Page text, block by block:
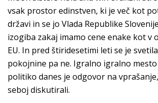
vsak prostor edinstven, ki je več kot
državi in se jo Vlada Republike
izogiba zakaj imamo cene enake kot v
EU. In pred štiridesetimi leti se je
pokojnine pa ne. Igralno igralno
politiko danes je odgovor na
seboj diskutirali.